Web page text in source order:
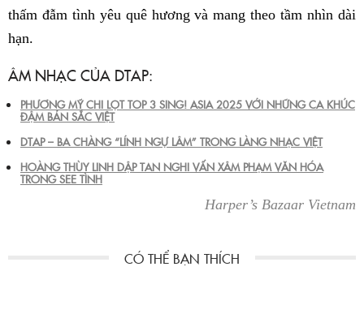
thấm đẫm tình yêu quê hương và mang theo tầm nhìn dài
hạn.
ÂM NHẠC CỦA DTAP:
PHƯƠNG MỸ CHI LỌT TOP 3 SING! ASIA 2025 VỚI NHỮNG CA KHÚC
ĐẬM BẢN SẮC VIỆT
DTAP – BA CHÀNG “LÍNH NGỰ LÂM” TRONG LÀNG NHẠC VIỆT
HOÀNG THÙY LINH DẬP TAN NGHI VẤN XÂM PHẠM VĂN HÓA
TRONG SEE TÌNH
Harper’s Bazaar Vietnam